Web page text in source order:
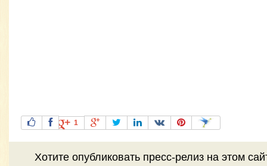
1
Хотите опубликовать пресс-релизна этом